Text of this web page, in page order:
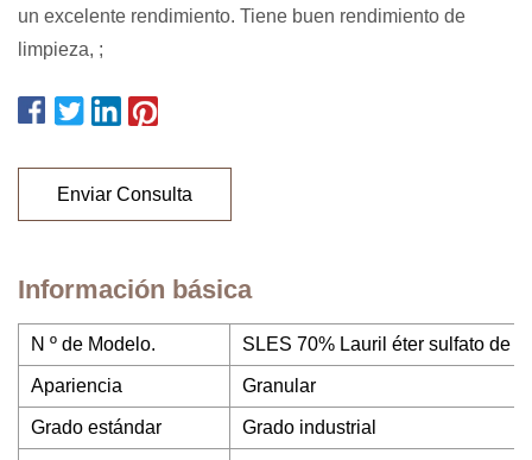
un excelente rendimiento. Tiene buen rendimiento de
limpieza, ;
Enviar Consulta
Información básica
N º de Modelo. SLES 70% Lauril éter sulfato de
Apariencia Granular
Grado estándar Grado industrial